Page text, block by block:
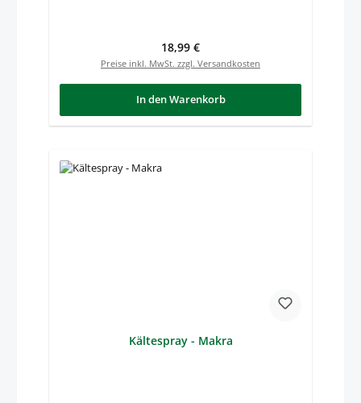
Regulärer Preis:
18,99 €
Preise inkl. MwSt. zzgl. Versandkosten
In den Warenkorb
Kältespray - Makra